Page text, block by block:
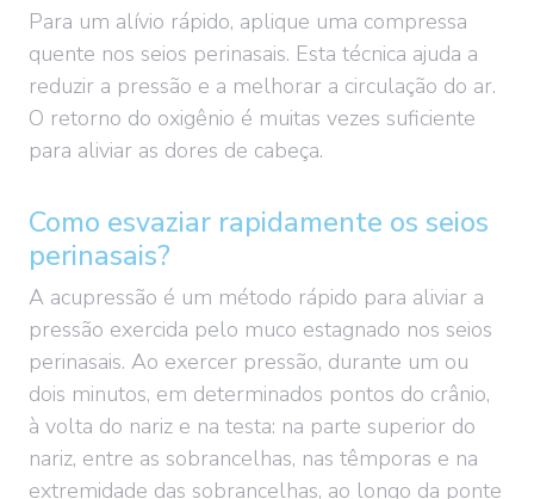
Para um alívio rápido, aplique uma compressa
quente nos seios perinasais. Esta técnica ajuda a
reduzir a pressão e a melhorar a circulação do ar.
O retorno do oxigênio é muitas vezes suficiente
para aliviar as dores de cabeça.
Como esvaziar rapidamente os seios
perinasais?
A acupressão é um método rápido para aliviar a
pressão exercida pelo muco estagnado nos seios
perinasais. Ao exercer pressão, durante um ou
dois minutos, em determinados pontos do crânio,
à volta do nariz e na testa: na parte superior do
nariz, entre as sobrancelhas, nas têmporas e na
extremidade das sobrancelhas, ao longo da ponte